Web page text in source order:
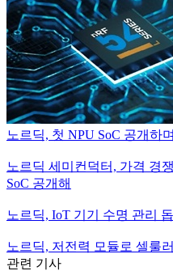
노르딕, 첫 NPU SoC 공개하
노르딕 세미컨덕터, 가격 경
SoC 공개해
노르딕, IoT 기기 수명 관리
노르딕, 저전력 모듈로 셀룰
관련 기사